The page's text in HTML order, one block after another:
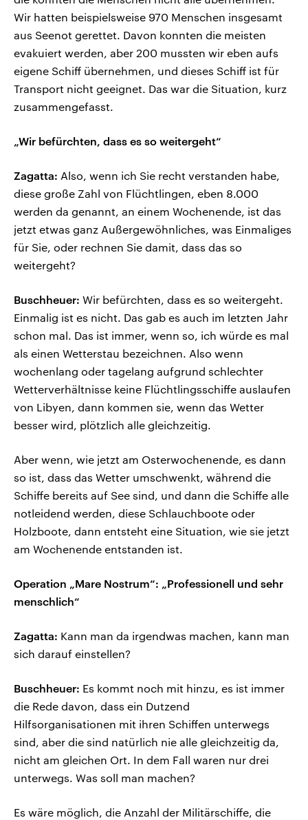
Wir hatten beispielsweise 970 Menschen insgesamt
aus Seenot gerettet. Davon konnten die meisten
evakuiert werden, aber 200 mussten wir eben aufs
eigene Schiff übernehmen, und dieses Schiff ist für
Transport nicht geeignet. Das war die Situation, kurz
zusammengefasst.
„Wir befürchten, dass es so weitergeht“
Zagatta: Also, wenn ich Sie recht verstanden habe,
diese große Zahl von Flüchtlingen, eben 8.000
werden da genannt, an einem Wochenende, ist das
jetzt etwas ganz Außergewöhnliches, was Einmaliges
für Sie, oder rechnen Sie damit, dass das so
weitergeht?
Buschheuer: Wir befürchten, dass es so weitergeht.
Einmalig ist es nicht. Das gab es auch im letzten Jahr
schon mal. Das ist immer, wenn so, ich würde es mal
als einen Wetterstau bezeichnen. Also wenn
wochenlang oder tagelang aufgrund schlechter
Wetterverhältnisse keine Flüchtlingsschiffe auslaufen
von Libyen, dann kommen sie, wenn das Wetter
besser wird, plötzlich alle gleichzeitig.
Aber wenn, wie jetzt am Osterwochenende, es dann
so ist, dass das Wetter umschwenkt, während die
Schiffe bereits auf See sind, und dann die Schiffe alle
notleidend werden, diese Schlauchboote oder
Holzboote, dann entsteht eine Situation, wie sie jetzt
am Wochenende entstanden ist.
Operation „Mare Nostrum“: „Professionell und sehr
menschlich“
Zagatta: Kann man da irgendwas machen, kann man
sich darauf einstellen?
Buschheuer: Es kommt noch mit hinzu, es ist immer
die Rede davon, dass ein Dutzend
Hilfsorganisationen mit ihren Schiffen unterwegs
sind, aber die sind natürlich nie alle gleichzeitig da,
nicht am gleichen Ort. In dem Fall waren nur drei
unterwegs. Was soll man machen?
Es wäre möglich, die Anzahl der Militärschiffe, die